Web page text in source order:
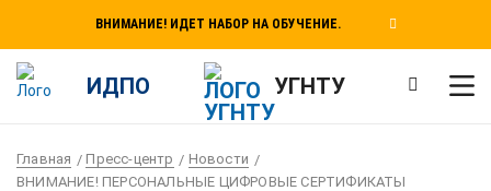
ВНИМАНИЕ! ИДЕТ НАБОР НА ОБУЧЕНИЕ.
ИДПО УГНТУ
Главная Пресс-центр
Новости
ВНИМАНИЕ! ПЕРСОНАЛЬНЫЕ ЦИФРОВЫЕ СЕРТИФИКАТЫ